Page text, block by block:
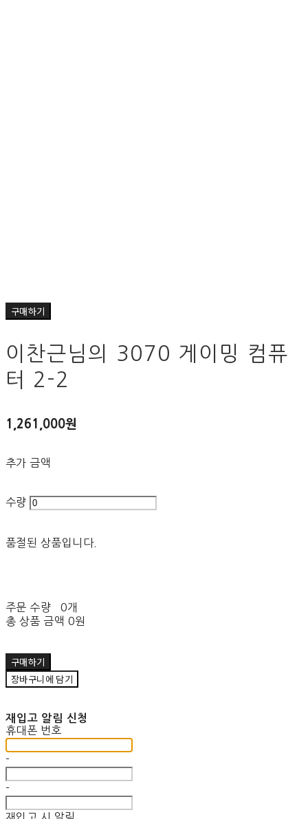
구매하기
이찬근님의 3070 게이밍 컴퓨
터 2-2
1,261,000원
추가 금액
수량
품절된 상품입니다.
주문 수량
0개
총 상품 금액 0원
구매하기
장바구니에 담기
재입고 알림 신청
휴대폰 번호
-
-